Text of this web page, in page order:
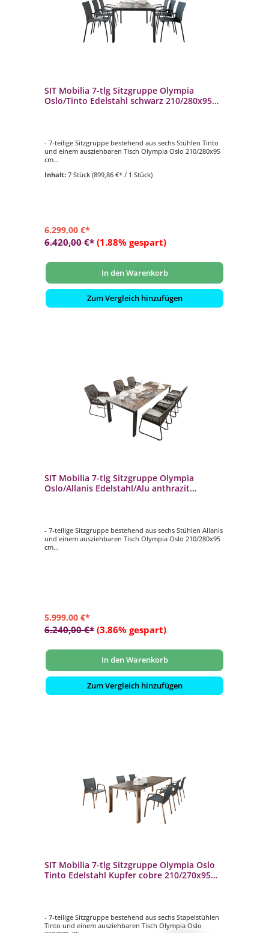
SIT Mobilia 7-tlg Sitzgruppe Olympia
Oslo/Tinto Edelstahl schwarz 210/280x95
- 7-teilige Sitzgruppe bestehend aus sechs Stühlen Tinto
und einem ausziehbaren Tisch Olympia Oslo 210/280x95
cm
- langlebig
Inhalt: 7 Stück (899,86 €* / 1 Stück)
6.299,00 €*
6.420,00 €* (1.88% gespart)
In den Warenkorb
Zum Vergleich hinzufügen
SIT Mobilia 7-tlg Sitzgruppe Olympia
Oslo/Allanis Edelstahl/Alu anthrazit
- 7-teilige Sitzgruppe bestehend aus sechs Stühlen Allanis
und einem ausziehbaren Tisch Olympia Oslo 210/280x95
cm
5.999,00 €*
6.240,00 €* (3.86% gespart)
In den Warenkorb
Zum Vergleich hinzufügen
SIT Mobilia 7-tlg Sitzgruppe Olympia Oslo
Tinto Edelstahl Kupfer cobre 210/270x95
- 7-teilige Sitzgruppe bestehend aus sechs Stapelstühlen
Tinto und einem ausziehbaren Tisch Olympia Oslo